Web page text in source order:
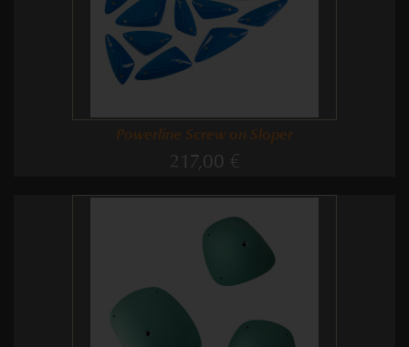
Powerline Screw on Sloper
217,00 €